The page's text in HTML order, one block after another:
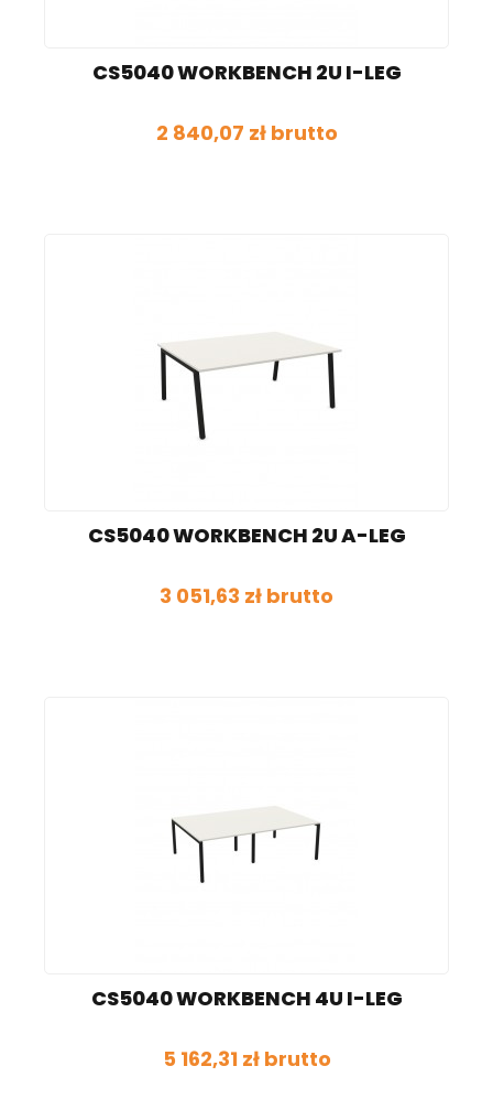
CS5040 WORKBENCH 2U I-LEG
2 840,07 zł brutto
CS5040 WORKBENCH 2U A-LEG
3 051,63 zł brutto
CS5040 WORKBENCH 4U I-LEG
5 162,31 zł brutto